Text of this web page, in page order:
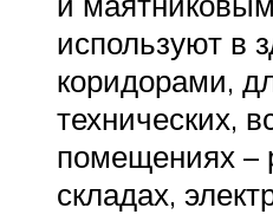
используют в
коридорами,
технических,
помещениях –
складах,